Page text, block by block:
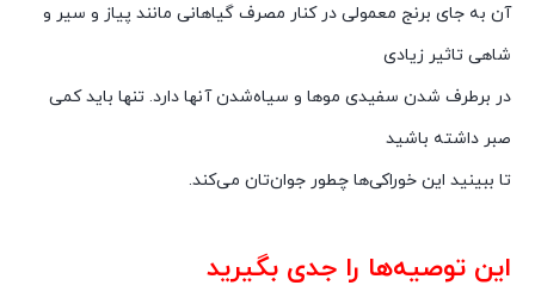
آن به جای برنج معمولی در کنار مصرف گیاهانی مانند پیاز و سیر و
شاهی تاثیر زیادی
در برطرف شدن سفیدی موها و سیاه‌شدن آنها دارد. تنها باید کمی
صبر داشته باشید
تا ببینید این خوراکی‌ها چطور جوان‌تان می‌کند.
این توصیه‌ها را جدی بگیرید